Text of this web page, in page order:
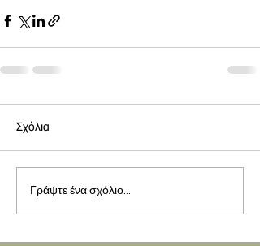
Σχόλια
Γράψτε ένα σχόλιο...